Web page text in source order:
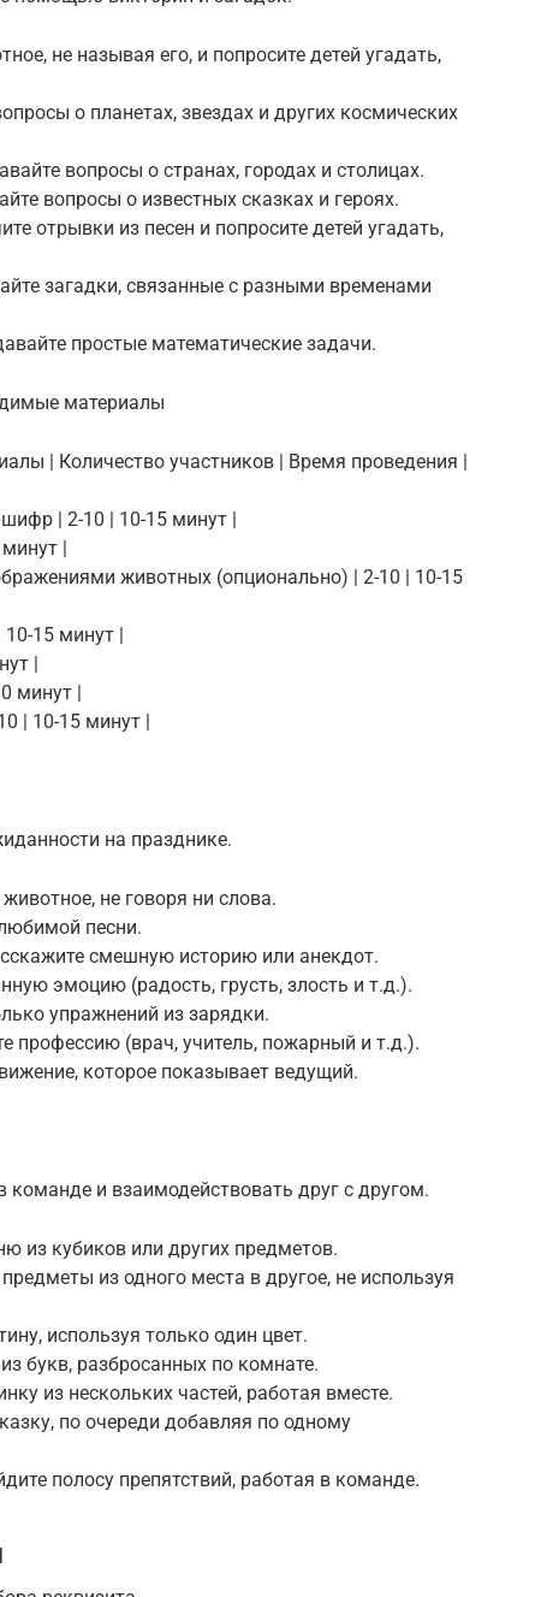
не называя его, и попросите детей угадать,
о планетах, звездах и других космических
вопросы о странах, городах и столицах.
вопросы о известных сказках и героях.
отрывки из песен и попросите детей угадать,
загадки, связанные с разными временами
простые математические задачи.
материалы
| Количество участников | Время проведения |
| 2-10 | 10-15 минут |
|
животных (опционально) | 2-10 | 10-15
15 минут |
|
минут |
| 10-15 минут |
на празднике.
не говоря ни слова.
песни.
смешную историю или анекдот.
эмоцию (радость, грусть, злость и т.д.).
упражнений из зарядки.
профессию (врач, учитель, пожарный и т.д.).
которое показывает ведущий.
команде и взаимодействовать друг с другом.
из кубиков или других предметов.
из одного места в другое, не используя
используя только один цвет.
букв, разбросанных по комнате.
из нескольких частей, работая вместе.
по очереди добавляя по одному
полосу препятствий, работая в команде.